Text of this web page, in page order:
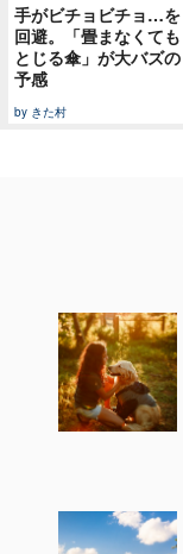
手がビチョビチョ…を
回避。「畳まなくても
とじる傘」が大バズの
予感
by きた村